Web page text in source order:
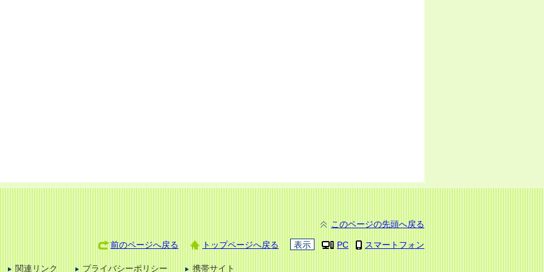
このページの先頭へ戻る
前のページへ戻る トップページへ戻る 表示 PC スマートフォン
関連リンク プライバシーポリシー 携帯サイト